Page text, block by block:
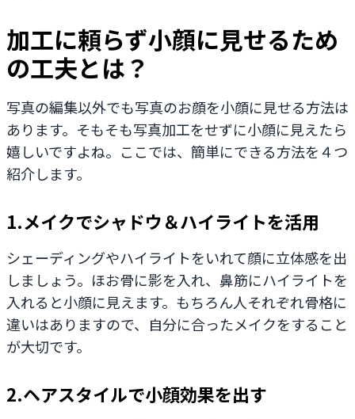
加工に頼らず小顔に見せるため
の工夫とは？
写真の編集以外でも写真のお顔を小顔に見せる方法は
あります。そもそも写真加工をせずに小顔に見えたら
嬉しいですよね。ここでは、簡単にできる方法を４つ
紹介します。
1.メイクでシャドウ＆ハイライトを活用
シェーディングやハイライトをいれて顔に立体感を出
しましょう。ほお骨に影を入れ、鼻筋にハイライトを
入れると小顔に見えます。もちろん人それぞれ骨格に
違いはありますので、自分に合ったメイクをすること
が大切です。
2.ヘアスタイルで小顔効果を出す